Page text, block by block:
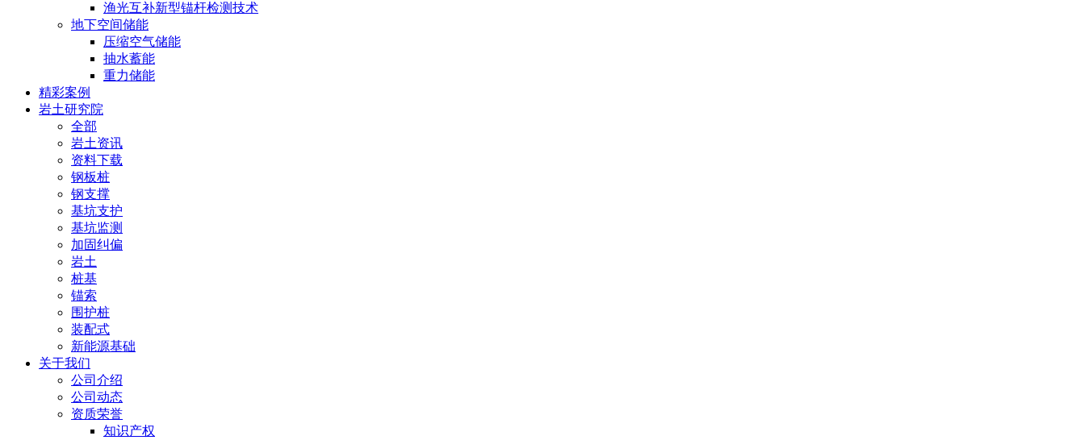
渔光互补新型锚杆检测技术
地下空间储能
压缩空气储能
抽水蓄能
重力储能
精彩案例
岩土研究院
全部
岩土资讯
资料下载
钢板桩
钢支撑
基坑支护
基坑监测
加固纠偏
岩土
桩基
锚索
围护桩
装配式
新能源基础
关于我们
公司介绍
公司动态
资质荣誉
知识产权